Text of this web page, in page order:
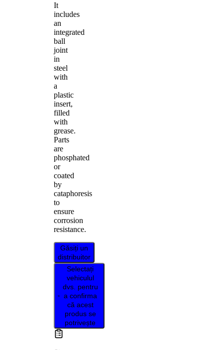
It
includes
an
integrated
ball
joint
in
steel
with
a
plastic
insert,
filled
with
grease.
Parts
are
phosphated
or
coated
by
cataphoresis
to
ensure
corrosion
resistance.
Găsiți un
distribuitor
Selectați
vehiculul
dvs. pentru
a confirma
că acest
produs se
potrivește